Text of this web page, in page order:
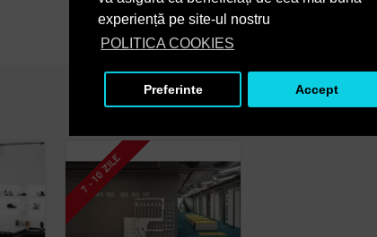
experiență pe site-ul nostru
POLITICA COOKIES
Preferinte Accept
7 - 10 ZILE